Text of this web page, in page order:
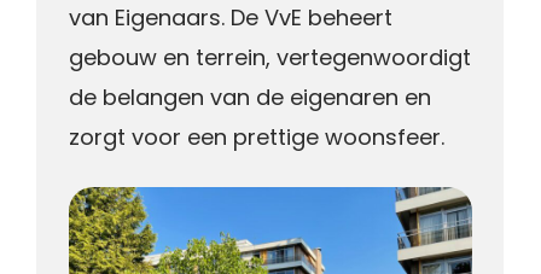
van Eigenaars. De VvE beheert
gebouw en terrein, vertegenwoordigt
de belangen van de eigenaren en
zorgt voor een prettige woonsfeer.